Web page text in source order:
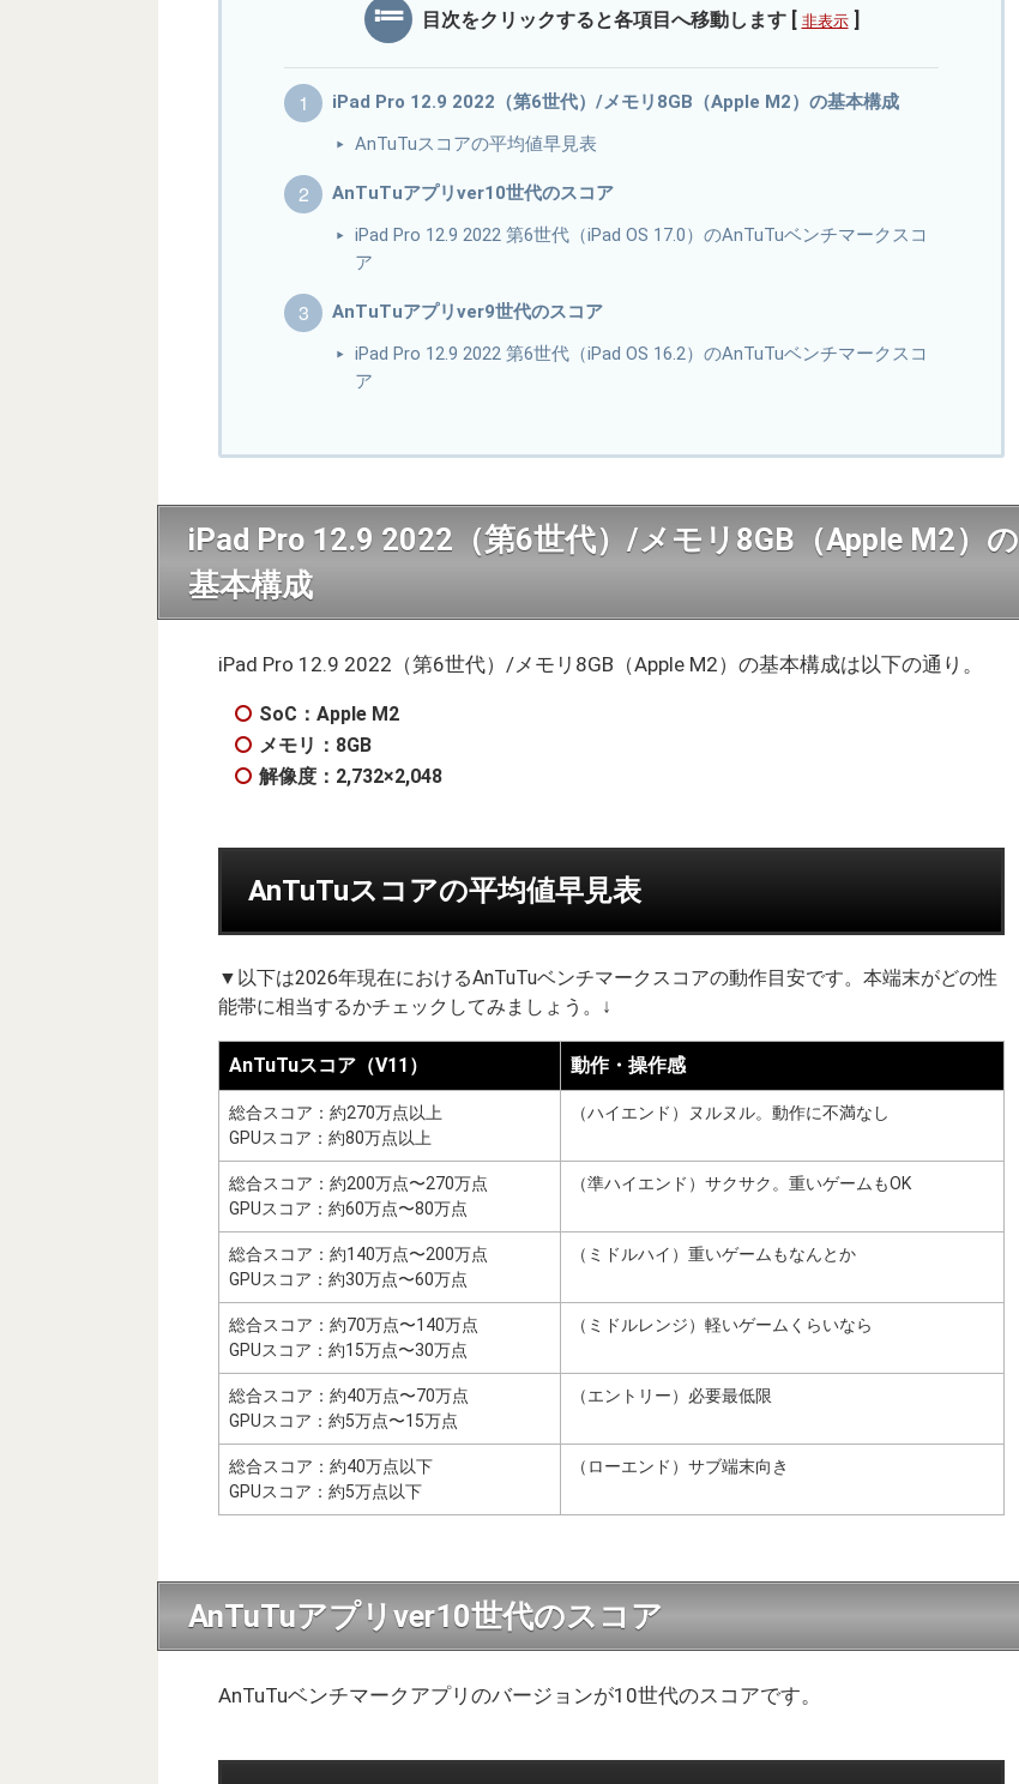
目次をクリックすると各項目へ移動します [ 非表示 ]
iPad Pro 12.9 2022（第6世代）/メモリ8GB（Apple M2）の基本構成
AnTuTuスコアの平均値早見表
AnTuTuアプリver10世代のスコア
iPad Pro 12.9 2022 第6世代（iPad OS 17.0）のAnTuTuベンチマークスコ
ア
AnTuTuアプリver9世代のスコア
iPad Pro 12.9 2022 第6世代（iPad OS 16.2）のAnTuTuベンチマークスコ
ア
iPad Pro 12.9 2022（第6世代）/メモリ8GB（Apple M2）の
基本構成
iPad Pro 12.9 2022（第6世代）/メモリ8GB（Apple M2）の基本構成は以下の通り。
SoC：Apple M2
メモリ：8GB
解像度：2,732×2,048
AnTuTuスコアの平均値早見表
▼以下は2026年現在におけるAnTuTuベンチマークスコアの動作目安です。本端末がどの性
能帯に相当するかチェックしてみましょう。↓
AnTuTuスコア（V11） 動作・操作感
総合スコア：約270万点以上
GPUスコア：約80万点以上
（ハイエンド）ヌルヌル。動作に不満なし
総合スコア：約200万点〜270万点
GPUスコア：約60万点〜80万点
（準ハイエンド）サクサク。重いゲームもOK
総合スコア：約140万点〜200万点
GPUスコア：約30万点〜60万点
（ミドルハイ）重いゲームもなんとか
総合スコア：約70万点〜140万点
GPUスコア：約15万点〜30万点
（ミドルレンジ）軽いゲームくらいなら
総合スコア：約40万点〜70万点
GPUスコア：約5万点〜15万点
（エントリー）必要最低限
総合スコア：約40万点以下
GPUスコア：約5万点以下
（ローエンド）サブ端末向き
AnTuTuアプリver10世代のスコア
AnTuTuベンチマークアプリのバージョンが10世代のスコアです。